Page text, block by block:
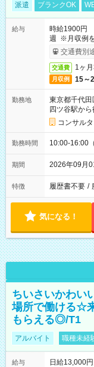
派遣 ブランクOK
給与
時給1900円
週 ※月収例
ービス利用
交通費別
交通費 1ヶ
月収例 15～
勤務地
東京都千代田
四ツ谷駅か
コンサル
勤務時間 10:00-16:00
期間 2026年09月
特徴 履歴書不要 /
気になる！
ちいさいかわい
場所で働ける☆
もらえる◎/T1
アルバイト 職種未経
給与
日給13,000円